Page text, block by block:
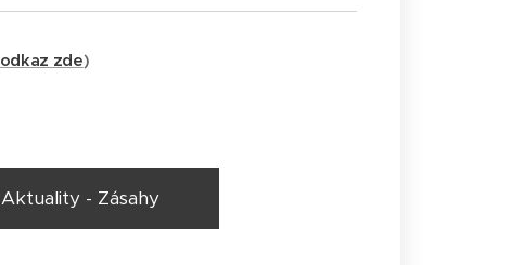
odkaz zde)
Aktuality - Zásahy